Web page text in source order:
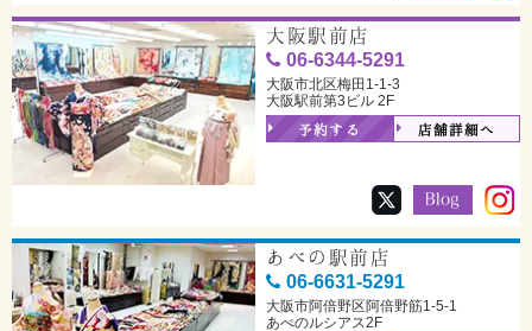
大阪駅前店
06-6344-5291
大阪市北区梅田1-1-3
大阪駅前第3ビル 2F
予約する 店舗詳細へ
あべの駅前店
06-6631-5291
大阪市阿倍野区阿倍野筋1-5-1
あべのルシアス2F